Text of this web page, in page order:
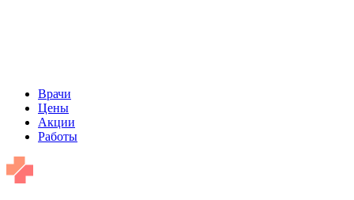
Врачи
Цены
Акции
Работы